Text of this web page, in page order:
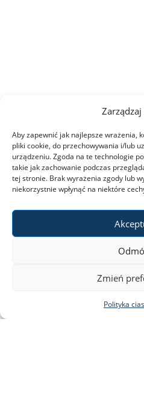
Zarządzaj
Aby zapewnić jak najlepsze wrażenia,
pliki cookie, do przechowywania i/lub
urządzeniu. Zgoda na te technologie
takie jak zachowanie podczas
tej stronie. Brak wyrażenia zgody lub
niekorzystnie wpłynąć na niektóre
Zmień
Polityka